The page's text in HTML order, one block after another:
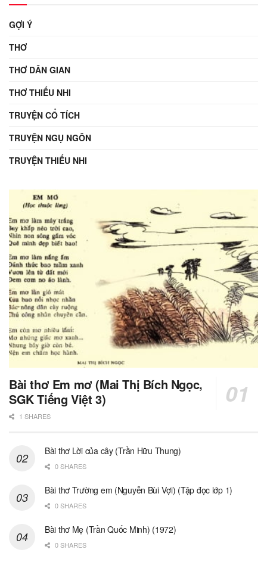
GỢI Ý
THƠ
THƠ DÂN GIAN
THƠ THIẾU NHI
TRUYỆN CỔ TÍCH
TRUYỆN NGỤ NGÔN
TRUYỆN THIẾU NHI
Bài thơ Em mơ (Mai Thị Bích Ngọc,
SGK Tiếng Việt 3)
1 SHARES
Bài thơ Lời của cây (Trần Hữu Thung)
0 SHARES
Bài thơ Trường em (Nguyễn Bùi Vợi) (Tập đọc lớp 1)
0 SHARES
Bài thơ Mẹ (Trần Quốc Minh) (1972)
0 SHARES